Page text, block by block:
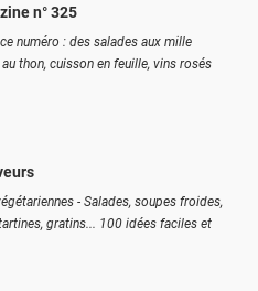
n° 325
numéro : des salades aux mille
thon, cuisson en feuille, vins rosés
- Salades, soupes froides,
gratins... 100 idées faciles et